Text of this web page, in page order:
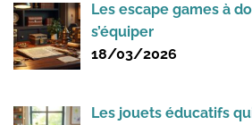
Les escape games à
s’équiper
18/03/2026
Les jouets éducatifs